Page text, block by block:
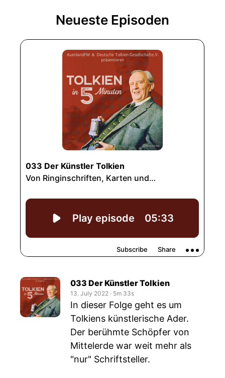
Neueste Episoden
033 Der Künstler Tolkien
13. July 2022 ‧ 5m 33s
In dieser Folge geht es um
Tolkiens künstlerische Ader.
Der berühmte Schöpfer von
Mittelerde war weit mehr als
"nur" Schriftsteller.